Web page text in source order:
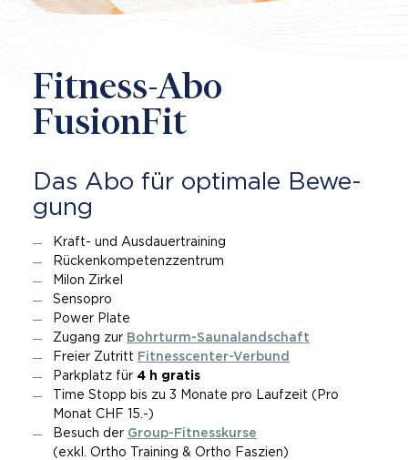
Aktuelle Gästeanzahl
Fitness-Abo
FusionFit
Das Abo für op­ti­ma­le Be­we­
gung
Kraft- und Ausdauertraining
Rückenkompetenzzentrum
Milon Zirkel
Sensopro
Power Plate
Zugang zur Bohrturm-Saunalandschaft
Freier Zutritt Fitnesscenter-Verbund
Parkplatz für 4 h gratis
Time Stopp bis zu 3 Monate pro Laufzeit (Pro
Monat CHF 15.-)
Besuch der Group-Fitnesskurse
(exkl. Ortho Training & Ortho Faszien)